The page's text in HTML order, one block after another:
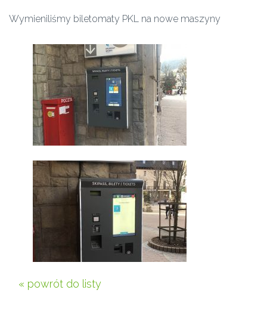
Wymieniliśmy biletomaty PKL na nowe maszyny
« powrót do listy